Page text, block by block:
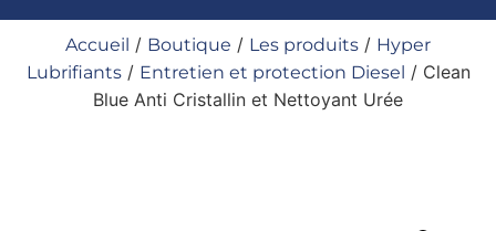
Accueil / Boutique / Les produits / Hyper
Lubrifiants/ Entretien et protection Diesel / Clean
Blue Anti Cristallin et Nettoyant Urée